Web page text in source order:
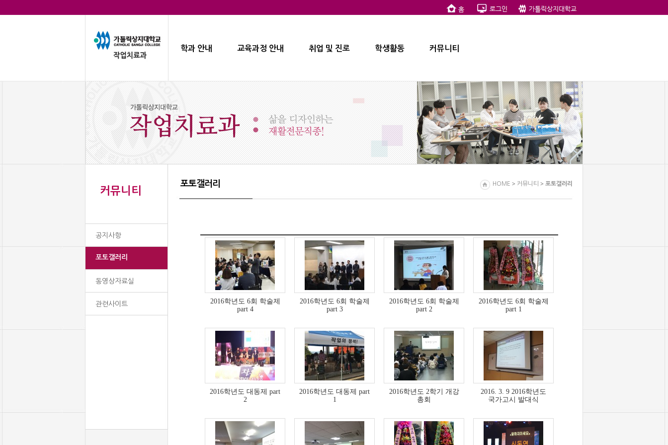
학과 안내 교육과정 안내 취업 및 진로 학생활동 커뮤니티
커뮤니티
공지사항
포토갤러리
동영상자료실
관련사이트
포토갤러리 HOME > 커뮤니티 > 포토갤러리
2016학년도 6회 학술제
part 4
2016학년도 6회 학술제
part 3
2016학년도 6회 학술제
part 2
2016학년도 6회 학술제
part 1
2016학년도 대동제 part
2
2016학년도 대동제 part
1
2016학년도 2학기 개강
총회
2016. 3. 9 2016학년도
국가고시 발대식